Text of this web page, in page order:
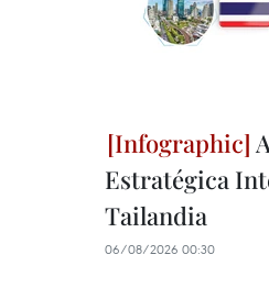
Estratégica
Tailandia
06/08/2026 00:30